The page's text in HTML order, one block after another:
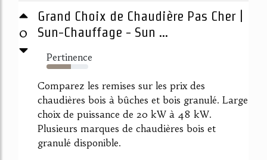
0
Grand Choix de Chaudière Pas Cher |
Sun-Chauffage - Sun ...
Pertinence
59%
Comparez les remises sur les prix des
chaudières bois à bûches et bois granulé. Large
choix de puissance de 20 kW à 48 kW.
Plusieurs marques de chaudières bois et
granulé disponible.